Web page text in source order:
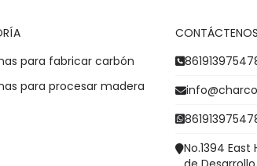
para fabricar carbón
para procesar madera
CONTÁCTENOS
No.1394 East